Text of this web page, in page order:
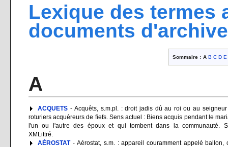
Lexique des termes
documents
Sommaire : A B C D E
A
ACQUETS - Acquêts, s.m.pl. : droit jadis dû au roi ou au
roturiers acquéreurs de fiefs. Sens actuel : Biens acquis pendant le
l'un ou l'autre des époux et qui tombent dans la communauté.
XMLittré.
AÉROSTAT- Aérostat, s.m. : appareil couramment appelé ballon,